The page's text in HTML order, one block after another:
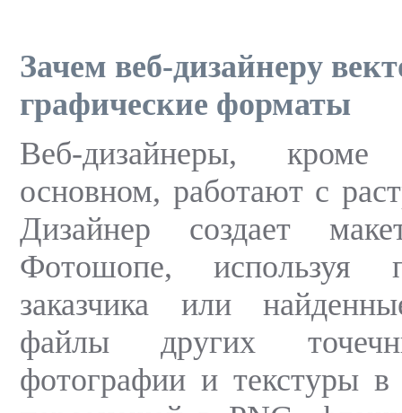
Зачем веб-дизайнеру
графические форматы
Веб-дизайнеры,
основном, работают с
Дизайнер создает
Фотошопе, используя
заказчика или
файлы других
фотографии и текстуры